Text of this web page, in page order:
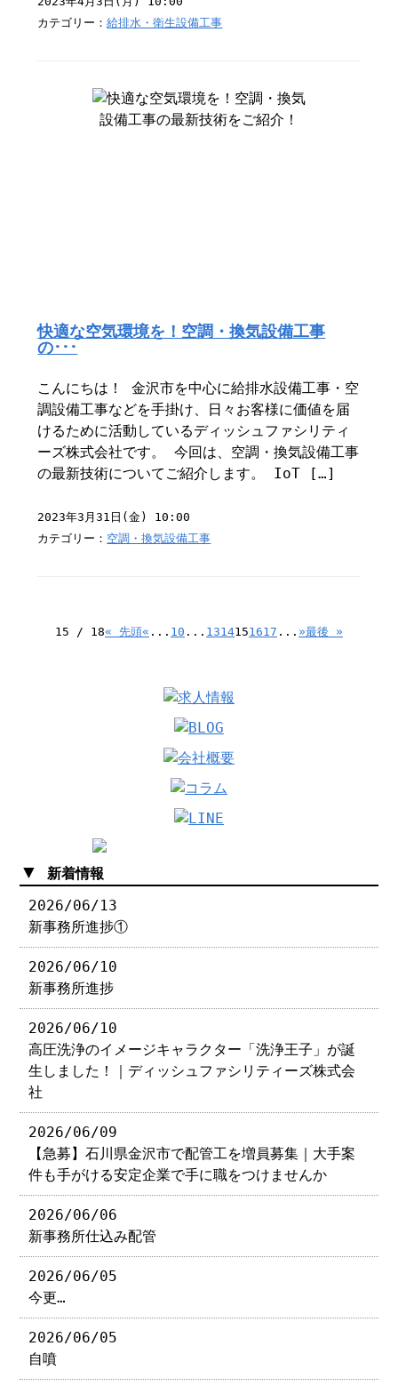
カテゴリー：給排水・衛生設備工事
快適な空気環境を！空調・換気設備工事
の･･･
こんにちは！ 金沢市を中心に給排水設備工事・空
調設備工事などを手掛け、日々お客様に価値を届
けるために活動しているディッシュファシリティ
ーズ株式会社です。 今回は、空調・換気設備工事
の最新技術についてご紹介します。 IoT […]
2023年3月31日(金) 10:00
カテゴリー： 空調・換気設備工事
15 / 18« 先頭« ... 10 ... 1314151617 ... »最後 »
▼ 新着情報
2026/06/13
新事務所進捗①
2026/06/10
新事務所進捗
2026/06/10
高圧洗浄のイメージキャラクター「洗浄王子」が誕
生しました！｜ディッシュファシリティーズ株式会
社
2026/06/09
【急募】石川県金沢市で配管工を増員募集｜大手案
件も手がける安定企業で手に職をつけませんか
2026/06/06
新事務所仕込み配管
2026/06/05
今更…
2026/06/05
自噴